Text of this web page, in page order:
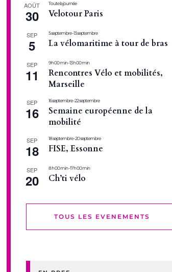
AOÛT
30
Toute la journée
Velotour Paris
SEP
5
5 septembre-13 septembre
La vélomaritime à tour de bras
SEP
11
9 h 00 min-13 h 00 min
Rencontres Vélo et mobilités,
Marseille
SEP
16
16 septembre-22 septembre
Semaine européenne de la
mobilité
SEP
18
18 septembre-20 septembre
FISE, Essonne
SEP
20
8 h 00 min-17 h 00 min
Ch’ti vélo
TOUS LES EVENEMENTS